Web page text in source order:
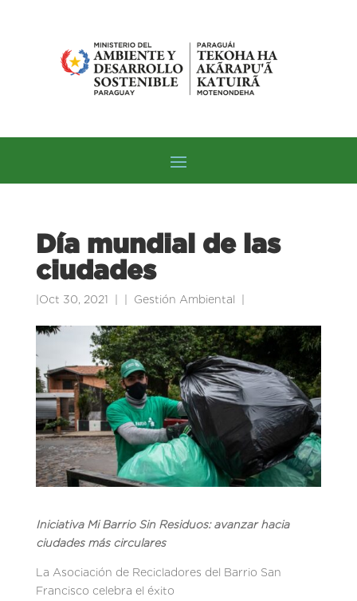
Día mundial de las
ciudades
Oct 30, 2021 Gestión Ambiental
Iniciativa Mi Barrio Sin Residuos: avanzar hacia
ciudades más circulares
La Asociación de Recicladores del Barrio San
Francisco celebra el éxito